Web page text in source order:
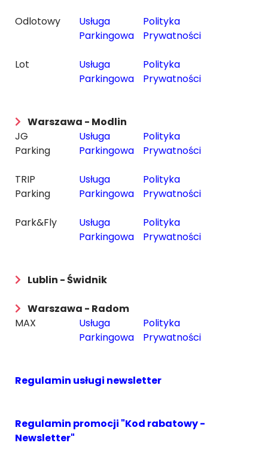
Odlotowy
Usługa
Parkingowa
Polityka
Prywatności
Lot
Usługa
Parkingowa
Polityka
Prywatności
Warszawa - Modlin
JG
Parking
Usługa
Parkingowa
Polityka
Prywatności
TRIP
Parking
Usługa
Parkingowa
Polityka
Prywatności
Park&Fly
Usługa
Parkingowa
Polityka
Prywatności
Lublin - Świdnik
Warszawa - Radom
MAX
Usługa
Parkingowa
Polityka
Prywatności
Regulamin usługi newsletter
Regulamin promocji "Kod rabatowy -
Newsletter"